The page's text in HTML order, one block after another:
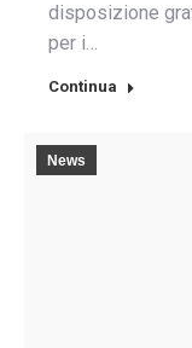
disposizione
per i…
Continua
News